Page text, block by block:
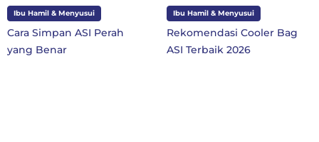
Ibu Hamil & Menyusui
Cara Simpan ASI Perah
yang Benar
Ibu Hamil & Menyusui
Rekomendasi Cooler Bag
ASI Terbaik 2026